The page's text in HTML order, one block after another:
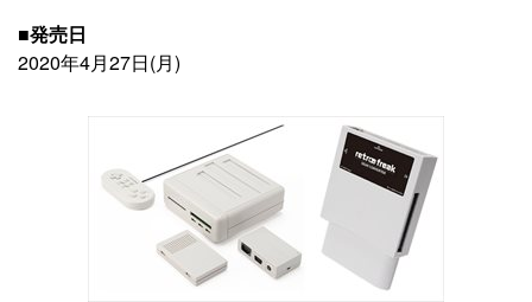
■発売日
2020年4月27日(月)